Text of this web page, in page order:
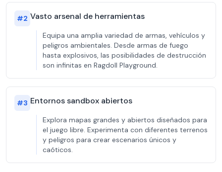
#2 Vasto arsenal de herramientas
Equipa una amplia variedad de armas, vehículos y
peligros ambientales. Desde armas de fuego
hasta explosivos, las posibilidades de destrucción
son infinitas en Ragdoll Playground.
#3 Entornos sandbox abiertos
Explora mapas grandes y abiertos diseñados para
el juego libre. Experimenta con diferentes terrenos
y peligros para crear escenarios únicos y
caóticos.